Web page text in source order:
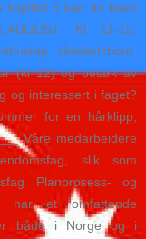
kapittel 5 kan du blant
Kl 11-15:
aktivitetsbord,
(kl 12) og besøk av
og interessert i faget?
for en hårklipp,
Våre medarbeidere
slik som
Planprosess- og
har et omfattende
både i Norge og i